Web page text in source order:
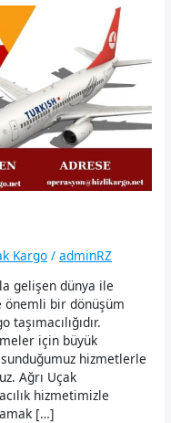
Kargo /adminRZ
gelişen dünya ile
önemli bir dönüşüm
için büyük
hizmetlerle
Ağrı Uçak
hizmetimizle
[…]